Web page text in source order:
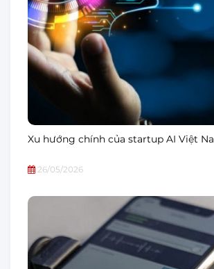
Xu hướng chính của startup AI Việt
26/05/2026